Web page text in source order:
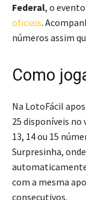
Federal, o
oficiais.
números assim
Como
Na LotoFácil
25 disponíveis no
13, 14 ou 15
Surpresinha,
com a mesma
consecutivos.